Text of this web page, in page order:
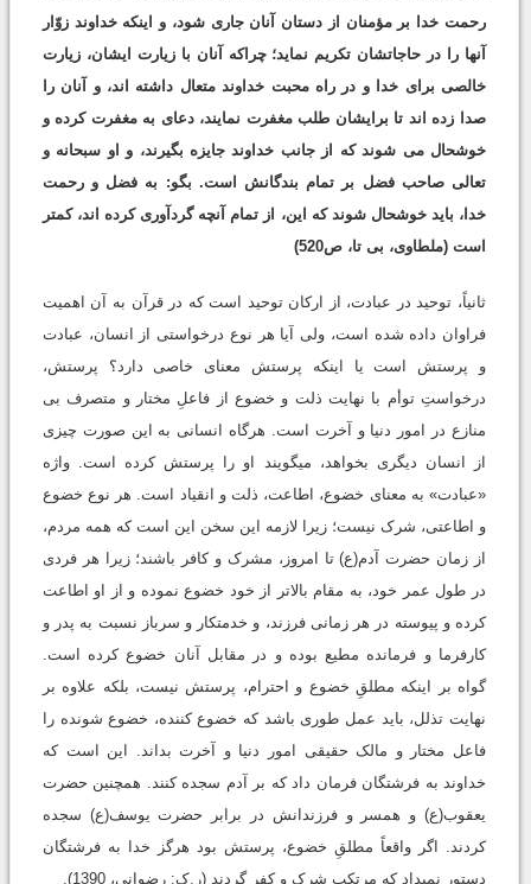
رحمت خدا بر مؤمنان از دستان آنان جاری شود، و اینکه خداوند زوّار
آنها را در حاجاتشان تکریم نماید؛ چراکه آنان با زیارت ایشان، زیارت
خالصی برای خدا و در راه محبت خداوند متعال داشته اند، و آنان را
صدا زده اند تا برایشان طلب مغفرت نمایند، دعای به مغفرت کرده و
خوشحال می شوند که از جانب خداوند جایزه بگیرند، و او سبحانه و
تعالی صاحب فضل بر تمام بندگانش است. بگو: به فضل و رحمت
خدا، باید خوشحال شوند که این، از تمام آنچه گردآوری کرده اند، کمتر
است (ملطاوی، بی تا، ص520)
ثانیاً، توحید در عبادت، از ارکان توحید است که در قرآن به آن اهمیت
فراوان داده شده است، ولی آیا هر نوع درخواستی از انسان، عبادت
و پرستش است یا اینکه پرستش معنای خاصی دارد؟ پرستش،
درخواستِ توأم با نهایت ذلت و خضوع از فاعلِ مختار و متصرف بی
منازع در امور دنیا و آخرت است. هرگاه انسانی به این صورت چیزی
از انسان دیگری بخواهد، می‏گویند او را پرستش کرده است. واژه
«عبادت» به معنای خضوع، اطاعت، ذلت و انقیاد است. هر نوع خضوع
و اطاعتی، شرک نیست؛ زیرا لازمه این سخن این است که همه مردم،
از زمان حضرت آدم(ع) تا امروز، مشرک و کافر باشند؛ زیرا هر فردی
در طول عمر خود، به مقام بالاتر از خود خضوع نموده و از او اطاعت
کرده و پیوسته در هر زمانی فرزند، و خدمتکار و سرباز نسبت به پدر و
کارفرما و فرمانده مطیع بوده و در مقابل آنان خضوع کرده است.
گواه بر اینکه مطلقِ خضوع و احترام، پرستش نیست، بلکه علاوه بر
نهایت تذلل، باید عمل طوری باشد که خضوع کننده، خضوع شونده را
فاعل مختار و مالک حقیقی امور دنیا و آخرت بداند. این است که
خداوند به فرشتگان فرمان داد که بر آدم سجده کنند. همچنین حضرت
یعقوب(ع) و همسر و فرزندانش در برابر حضرت یوسف(ع) سجده
کردند. اگر واقعاً مطلقِ خضوع، پرستش بود هرگز خدا به فرشتگان
دستور نمی‏داد که مرتکب شرک و کفر گردند (ر.ک: رضوانی، 1390).